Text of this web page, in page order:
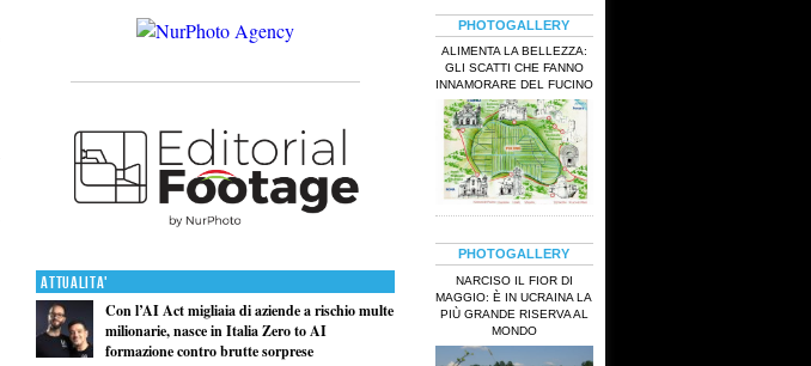
Attualita'
Con l’AI Act migliaia di aziende a rischio multe
milionarie, nasce in Italia Zero to AI
formazione contro brutte sorprese
PHOTOGALLERY
ALIMENTA LA BELLEZZA:
GLI SCATTI CHE FANNO
INNAMORARE DEL FUCINO
PHOTOGALLERY
NARCISO IL FIOR DI
MAGGIO: È IN UCRAINA LA
PIÙ GRANDE RISERVA AL
MONDO